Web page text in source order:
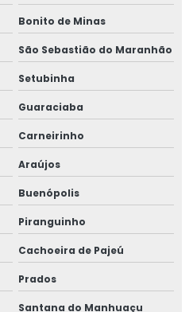
Bonito de Minas
São Sebastião do Maranhão
Setubinha
Guaraciaba
Carneirinho
Araújos
Buenópolis
Piranguinho
Cachoeira de Pajeú
Prados
Santana do Manhuaçu